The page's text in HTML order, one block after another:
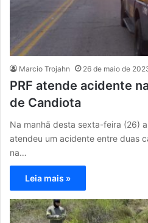
Marcio Trojahn 26 de maio de
PRF atende acidente
de Candiota
Na manhã desta sexta-feira (26)
atendeu um acidente entre duas
na…
Leia mais »